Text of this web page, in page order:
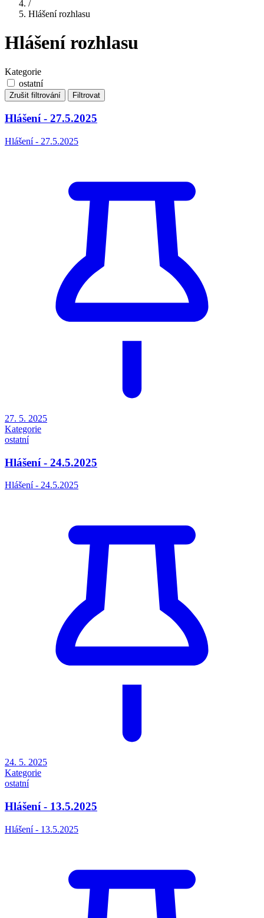
/
Hlášení rozhlasu
Hlášení rozhlasu
Kategorie
ostatní
Zrušit filtrování Filtrovat
Hlášení - 27.5.2025
Hlášení - 27.5.2025
27. 5. 2025
Kategorie
ostatní
Hlášení - 24.5.2025
Hlášení - 24.5.2025
24. 5. 2025
Kategorie
ostatní
Hlášení - 13.5.2025
Hlášení - 13.5.2025